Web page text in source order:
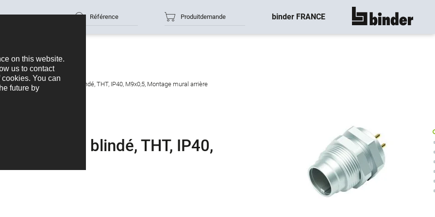
Référence Produitdemande binder FRANCE montre tout
mâle, Contacts: 3, non blindé, THT, IP40, M9x0,5, Montage mural arrière
3, non blindé, THT, IP40,